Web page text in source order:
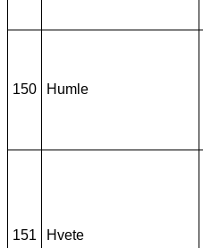
150 Humle
151 Hvete